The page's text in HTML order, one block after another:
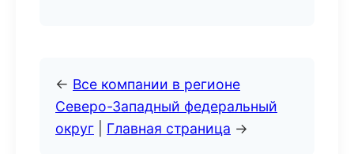
← Все компании в регионе
Северо-Западный федеральный
округ
Главная страница →